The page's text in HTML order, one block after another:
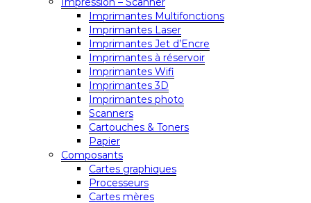
Imprimantes Multifonctions
Imprimantes Laser
Imprimantes Jet d’Encre
Imprimantes à réservoir
Imprimantes Wifi
Imprimantes 3D
Imprimantes photo
Scanners
Cartouches & Toners
Papier
Composants
Cartes graphiques
Processeurs
Cartes mères